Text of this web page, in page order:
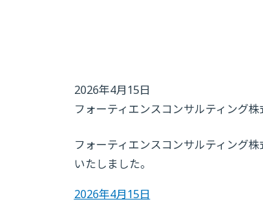
2026年4月15日
フォーティエンスコンサルティング株
フォーティエンスコンサルティング
いたしました。
2026年4月15日